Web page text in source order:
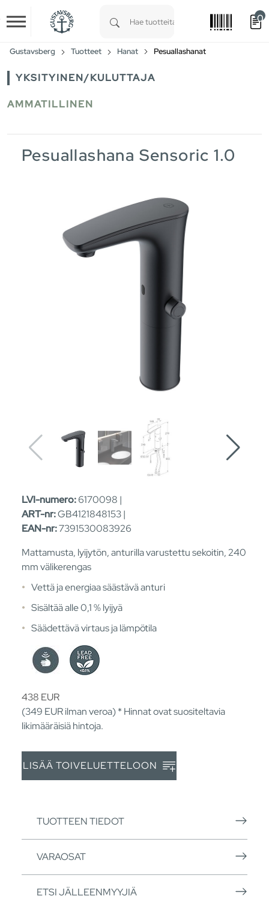
Skip to main content
0
Gustavsberg Tuotteet Hanat Pesuallashanat
YKSITYINEN/KULUTTAJA
AMMATILLINEN
Pesuallashana Sensoric 1.0
LVI-numero:6170098 |
ART-nr:GB4121848153 |
EAN-nr:7391530083926
Mattamusta, lyijytön, anturilla varustettu sekoitin, 240
mm välikerengas
Vettä ja energiaa säästävä anturi
Sisältää alle 0,1 % lyijyä
Säädettävä virtaus ja lämpötila
438 EUR
(349 EURilman veroa) * Hinnat ovat suositeltavia
likimääräisiä hintoja.
LISÄÄ TOIVELUETTELOON
TUOTTEEN TIEDOT
VARAOSAT
ETSI JÄLLEENMYYJIÄ